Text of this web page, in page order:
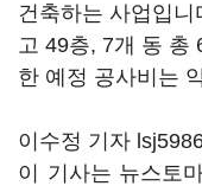
건축하는 사업입니
고 49층, 7개 동 총
한 예정 공사비는
이수정 기자
이 기사는 뉴스토